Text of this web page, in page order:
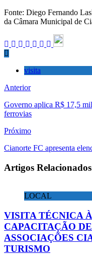
Fonte: Diego Fernando
da Câmara Municipal de
visita
Anterior
Governo aplica R$ 17,5
ferrovias
Próximo
Cianorte FC apresenta
Artigos Relacionados
LOCAL
VISITA TÉCNICA
CAPACITAÇÃO
ASSOCIAÇÕES
TURISMO